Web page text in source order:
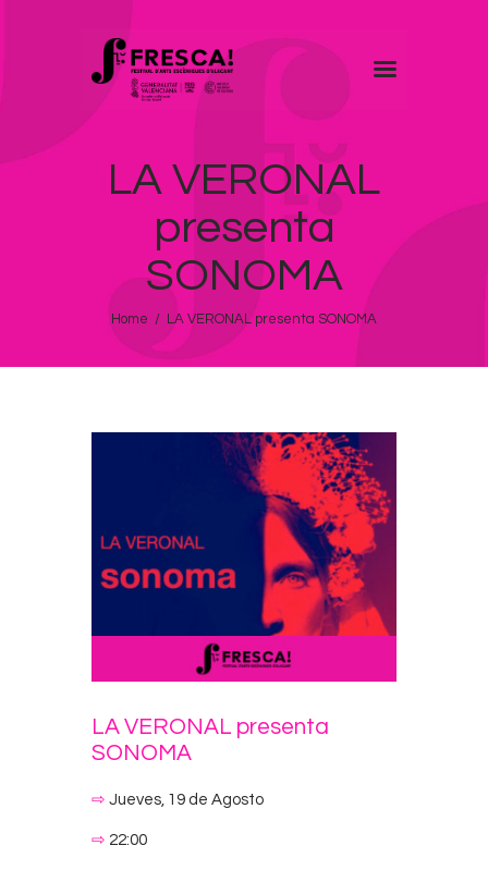
LA VERONAL
presenta
SONOMA
Home LA VERONAL presenta SONOMA
Programa
Información de interés
Contacto
CAST
LA VERONAL presenta
SONOMA
⇨ Jueves, 19 de Agosto
⇨ 22:00